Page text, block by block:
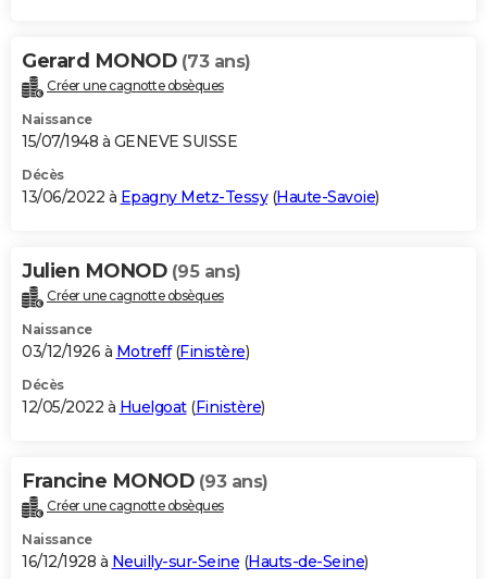
Gerard MONOD (73 ans)
Créer une cagnotte obsèques
Naissance
15/07/1948 à GENEVE SUISSE
Décès
13/06/2022 à Epagny Metz-Tessy(Haute-Savoie)
Julien MONOD (95 ans)
Créer une cagnotte obsèques
Naissance
03/12/1926 à Motreff(Finistère)
Décès
12/05/2022 à Huelgoat(Finistère)
Francine MONOD (93 ans)
Créer une cagnotte obsèques
Naissance
16/12/1928 à Neuilly-sur-Seine (Hauts-de-Seine)